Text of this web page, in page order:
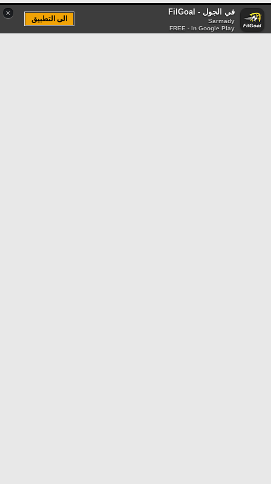
× في الجول - FilGoal
Sarmady
FREE - In Google Play
الى التطبيق